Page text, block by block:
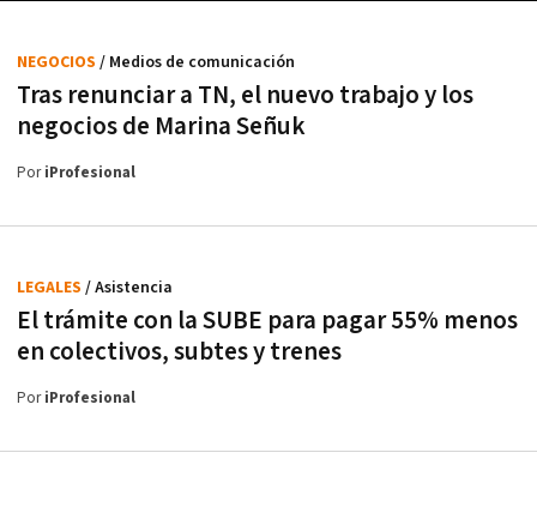
Tras renunciar a TN, el nuevo trabajo y los
negocios de Marina Señuk
NEGOCIOS / Medios de comunicación
PoriProfesional
El trámite con la SUBE para pagar 55% menos
en colectivos, subtes y trenes
LEGALES / Asistencia
PoriProfesional